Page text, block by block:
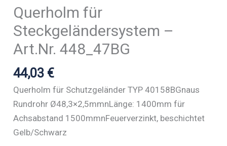
Querholm für
Steckgeländersystem –
Art.Nr. 448_47BG
44,03 €
Querholm für Schutzgeländer TYP 40158BGnaus
Rundrohr Ø48,3×2,5mmnLänge: 1400mm für
Achsabstand 1500mmnFeuerverzinkt, beschichtet
Gelb/Schwarz